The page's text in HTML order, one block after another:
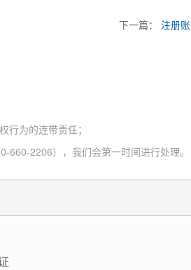
下一篇： 注册
为的连带责任；
2206），我们会第一时间进行处理。